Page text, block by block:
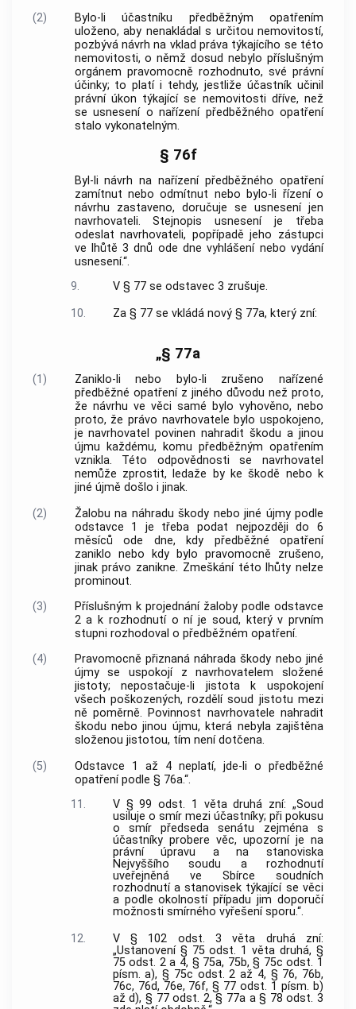
(2)
Bylo-li účastníku předběžným opatřením
uloženo, aby nenakládal s určitou nemovitostí,
pozbývá návrh na vklad práva týkajícího se této
nemovitosti, o němž dosud nebylo příslušným
orgánem pravomocně rozhodnuto, své právní
účinky; to platí i tehdy, jestliže účastník učinil
právní úkon týkající se nemovitosti dříve, než
se usnesení o nařízení předběžného opatření
stalo vykonatelným.
§ 76f
Byl-li návrh na nařízení předběžného opatření
zamítnut nebo odmítnut nebo bylo-li řízení o
návrhu zastaveno, doručuje se usnesení jen
navrhovateli. Stejnopis usnesení je třeba
odeslat navrhovateli, popřípadě jeho zástupci
ve lhůtě 3 dnů ode dne vyhlášení nebo vydání
usnesení.“.
9.
V § 77 se odstavec 3 zrušuje.
10.
Za § 77 se vkládá nový § 77a, který zní:
„§ 77a
(1)
Zaniklo-li nebo bylo-li zrušeno nařízené
předběžné opatření z jiného důvodu než proto,
že návrhu ve věci samé bylo vyhověno, nebo
proto, že právo navrhovatele bylo uspokojeno,
je navrhovatel povinen nahradit škodu a jinou
újmu každému, komu předběžným opatřením
vznikla. Této odpovědnosti se navrhovatel
nemůže zprostit, ledaže by ke škodě nebo k
jiné újmě došlo i jinak.
(2)
Žalobu na náhradu škody nebo jiné újmy podle
odstavce 1 je třeba podat nejpozději do 6
měsíců ode dne, kdy předběžné opatření
zaniklo nebo kdy bylo pravomocně zrušeno,
jinak právo zanikne. Zmeškání této lhůty nelze
prominout.
(3)
Příslušným k projednání žaloby podle odstavce
2 a k rozhodnutí o ní je soud, který v prvním
stupni rozhodoval o předběžném opatření.
(4)
Pravomocně přiznaná náhrada škody nebo jiné
újmy se uspokojí z navrhovatelem složené
jistoty; nepostačuje-li jistota k uspokojení
všech poškozených, rozdělí soud jistotu mezi
ně poměrně. Povinnost navrhovatele nahradit
škodu nebo jinou újmu, která nebyla zajištěna
složenou jistotou, tím není dotčena.
(5)
Odstavce 1 až 4 neplatí, jde-li o předběžné
opatření podle § 76a.“.
11.
V § 99 odst. 1 věta druhá zní: „Soud
usiluje o smír mezi účastníky; při pokusu
o smír předseda senátu zejména s
účastníky probere věc, upozorní je na
právní úpravu a na stanoviska
Nejvyššího soudu a rozhodnutí
uveřejněná ve Sbírce soudních
rozhodnutí a stanovisek týkající se věci
a podle okolností případu jim doporučí
možnosti smírného vyřešení sporu.“.
12.
V § 102 odst. 3 věta druhá zní:
„Ustanovení § 75 odst. 1 věta druhá, §
75 odst. 2 a 4, § 75a, 75b, § 75c odst. 1
písm. a), § 75c odst. 2 až 4, § 76, 76b,
76c, 76d, 76e, 76f, § 77 odst. 1 písm. b)
až d), § 77 odst. 2, § 77a a § 78 odst. 3